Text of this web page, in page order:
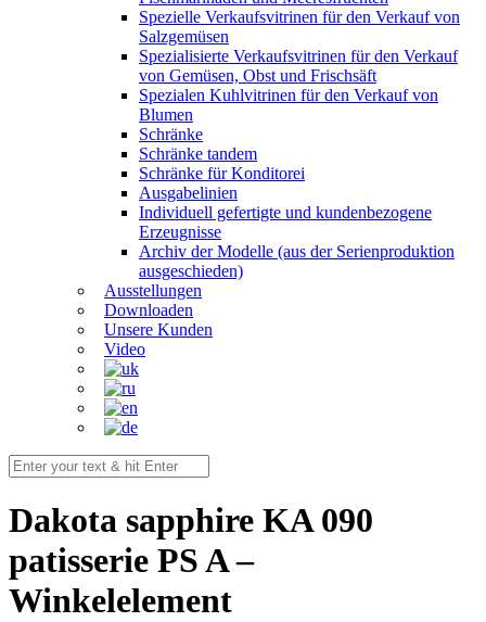
Spezielle Verkaufsvitrinen für den Verkauf von
Salzgemüsen
Spezialisierte Verkaufsvitrinen für den Verkauf
von Gemüsen, Obst und Frischsäft
Spezialen Kuhlvitrinen für den Verkauf von
Blumen
Schränke
Schränke tandem
Schränke für Konditorei
Ausgabelinien
Individuell gefertigte und kundenbezogene
Erzeugnisse
Archiv der Modelle (aus der Serienproduktion
ausgeschieden)
Ausstellungen
Downloaden
Unsere Kunden
Video
Dakota sapphire KA 090
patisserie PS A –
Winkelelement